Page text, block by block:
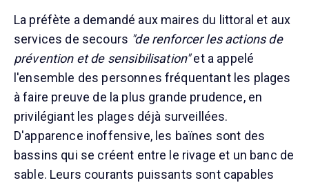
La préfète a demandé aux maires du littoral et aux
services de secours "de renforcer les actions de
prévention et de sensibilisation"et a appelé
l'ensemble des personnes fréquentant les plages
à faire preuve de la plus grande prudence, en
privilégiant les plages déjà surveillées.
D'apparence inoffensive, les baïnes sont des
bassins qui se créent entre le rivage et un banc de
sable. Leurs courants puissants sont capables